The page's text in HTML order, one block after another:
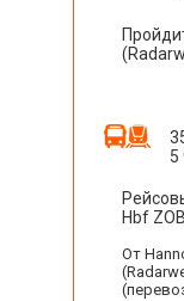
5
Hbf ZOB
От